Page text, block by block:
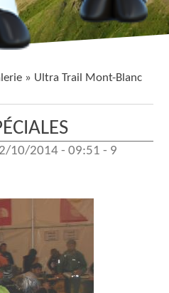
» Ultra Trail Mont-Blanc
10/2014 - 09:51 - 9